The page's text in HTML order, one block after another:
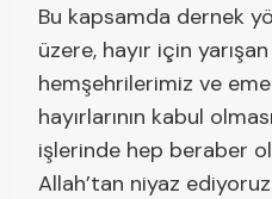
Bu kapsamda dernek
üzere, hayır için
hemşehrilerimiz ve
hayırlarının kabul
işlerinde hep beraber
Allah’tan niyaz